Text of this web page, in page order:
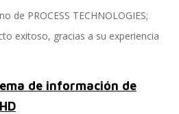
and Goals
and Onboarding
de PROCESS TECHNOLOGIES;
exitoso, gracias a su experiencia
de información de